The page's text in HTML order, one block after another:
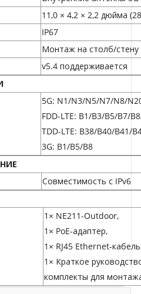
11,0 × 4,2 × 2,2 дюйма
IP67
Монтаж на столб/стену
v5.4 поддерживается
5G: N1/N3/N5/N7/N8/
FDD-LTE: B1/B3/B5/B7/
TDD-LTE: B38/B40/B41/
3G: B1/B5/B8
Совместимость с IPv6
1× NE211-Outdoor,
1× PoE-адаптер,
1× RJ45 Ethernet-
1× Краткое
комплекты для